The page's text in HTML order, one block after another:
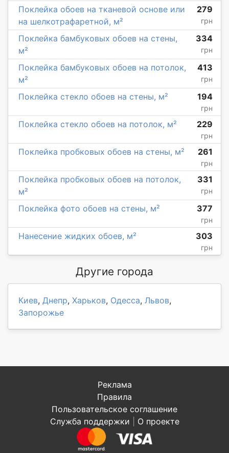
Поклейка обоев на тканевой основе или
на шелкотрафаретной, м²
279
грн
Поклейка бамбуковых обоев на стены,
м²
334
грн
Поклейка бамбуковых обоев на потолок,
м²
413
грн
Поклейка стекло обоев на стены, м² 194
грн
Поклейка стекло обоев на потолок, м² 229
грн
Поклейка пробковых обоев на стены, м² 261
грн
Поклейка пробковых обоев на потолок,
м²
331
грн
Поклейка фото обоев на стены, м² 377
грн
Нанесение жидких обоев, м² 303
грн
Другие города
Киев, Днепр, Харьков, Одесса, Львов,
Запорожье
Реклама
Правила
Пользовательское соглашение
Служба поддержки
О проекте